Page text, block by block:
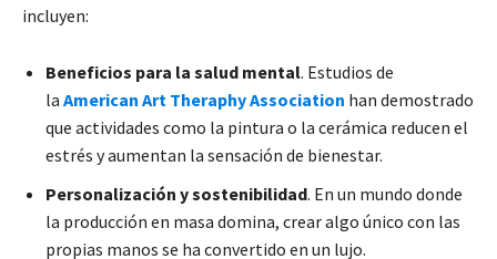
incluyen:
Beneficios para la salud mental. Estudios de
la American Art Theraphy Association han demostrado
que actividades como la pintura o la cerámica reducen el
estrés y aumentan la sensación de bienestar.
Personalización y sostenibilidad. En un mundo donde
la producción en masa domina, crear algo único con las
propias manos se ha convertido en un lujo.